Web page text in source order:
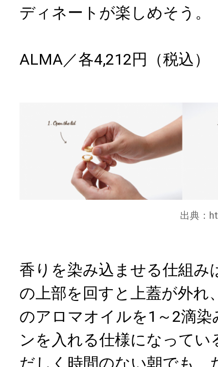
ディネートが楽しめそう。
ALMA／各4,212円（税込）
出典：
香りを染み込ませる仕組み
の上部を回すと上蓋が外れ
のアロマオイルを1～2滴
ンを入れる仕様になって
だしく時間のない朝でも、